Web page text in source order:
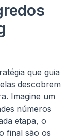
que guia
descobrem
Imagine um
números
etapa, o
final são os